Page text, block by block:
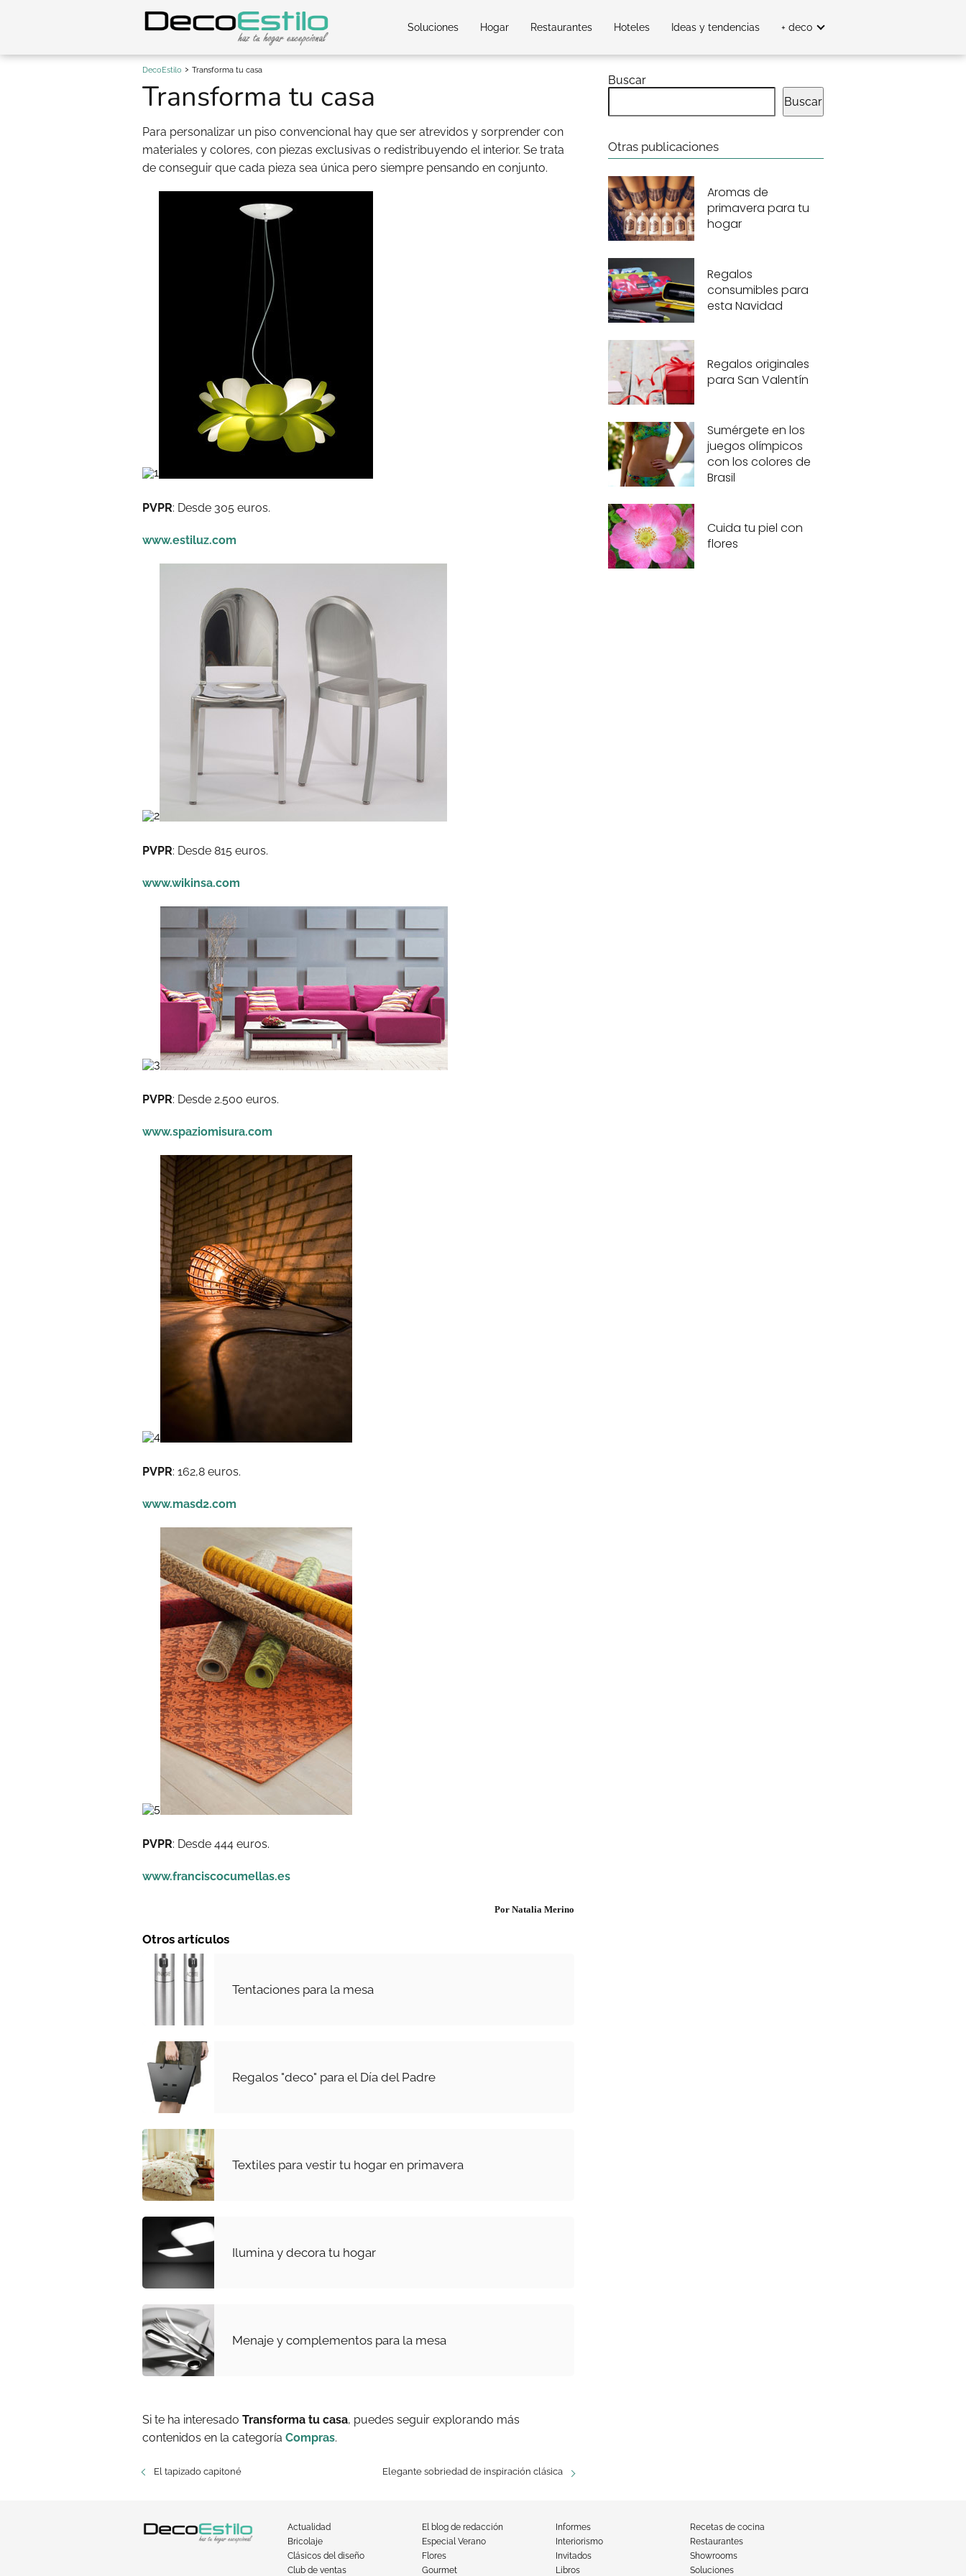
Soluciones Hogar Restaurantes Hoteles Ideas y tendencias + deco
DecoEstilo Transforma tu casa
Transforma tu casa
Para personalizar un piso convencional hay que ser atrevidos y sorprender con
materiales y colores, con piezas exclusivas o redistribuyendo el interior. Se trata
de conseguir que cada pieza sea única pero siempre pensando en conjunto.
PVPR: Desde 305 euros.
www.estiluz.com
PVPR: Desde 815 euros.
www.wikinsa.com
PVPR: Desde 2.500 euros.
www.spaziomisura.com
PVPR: 162,8 euros.
www.masd2.com
PVPR: Desde 444 euros.
www.franciscocumellas.es
Por Natalia Merino
Otros artículos
Tentaciones para la mesa
Regalos "deco" para el Día del Padre
Textiles para vestir tu hogar en primavera
Ilumina y decora tu hogar
Menaje y complementos para la mesa
Si te ha interesado Transforma tu casa, puedes seguir explorando más
contenidos en la categoría Compras.
El tapizado capitoné Elegante sobriedad de inspiración clásica
Buscar
Buscar
Otras publicaciones
Aromas de
primavera para tu
hogar
Regalos
consumibles para
esta Navidad
Regalos originales
para San Valentín
Sumérgete en los
juegos olímpicos
con los colores de
Brasil
Cuida tu piel con
flores
Actualidad
Bricolaje
Clásicos del diseño
Club de ventas
El blog de redacción
Especial Verano
Flores
Gourmet
Informes
Interiorismo
Invitados
Libros
Recetas de cocina
Restaurantes
Showrooms
Soluciones